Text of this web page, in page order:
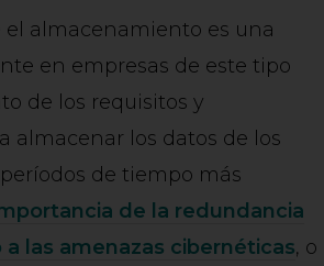
el almacenamiento es una
en empresas de este tipo
de los requisitos y
almacenar los datos de los
de tiempo más
de la redundancia
las amenazas cibernéticas, o